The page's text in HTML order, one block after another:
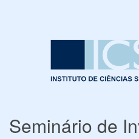
Seminário de